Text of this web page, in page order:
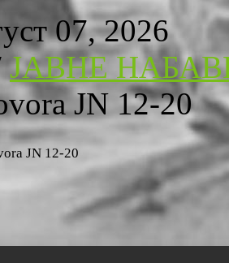
07, 2026
ЈАВНЕ
JN 12-20
JN 12-20